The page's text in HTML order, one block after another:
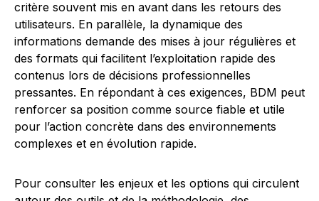
critère souvent mis en avant dans les retours des
utilisateurs. En parallèle, la dynamique des
informations demande des mises à jour régulières et
des formats qui facilitent l’exploitation rapide des
contenus lors de décisions professionnelles
pressantes. En répondant à ces exigences, BDM peut
renforcer sa position comme source fiable et utile
pour l’action concrète dans des environnements
complexes et en évolution rapide.
Pour consulter les enjeux et les options qui circulent